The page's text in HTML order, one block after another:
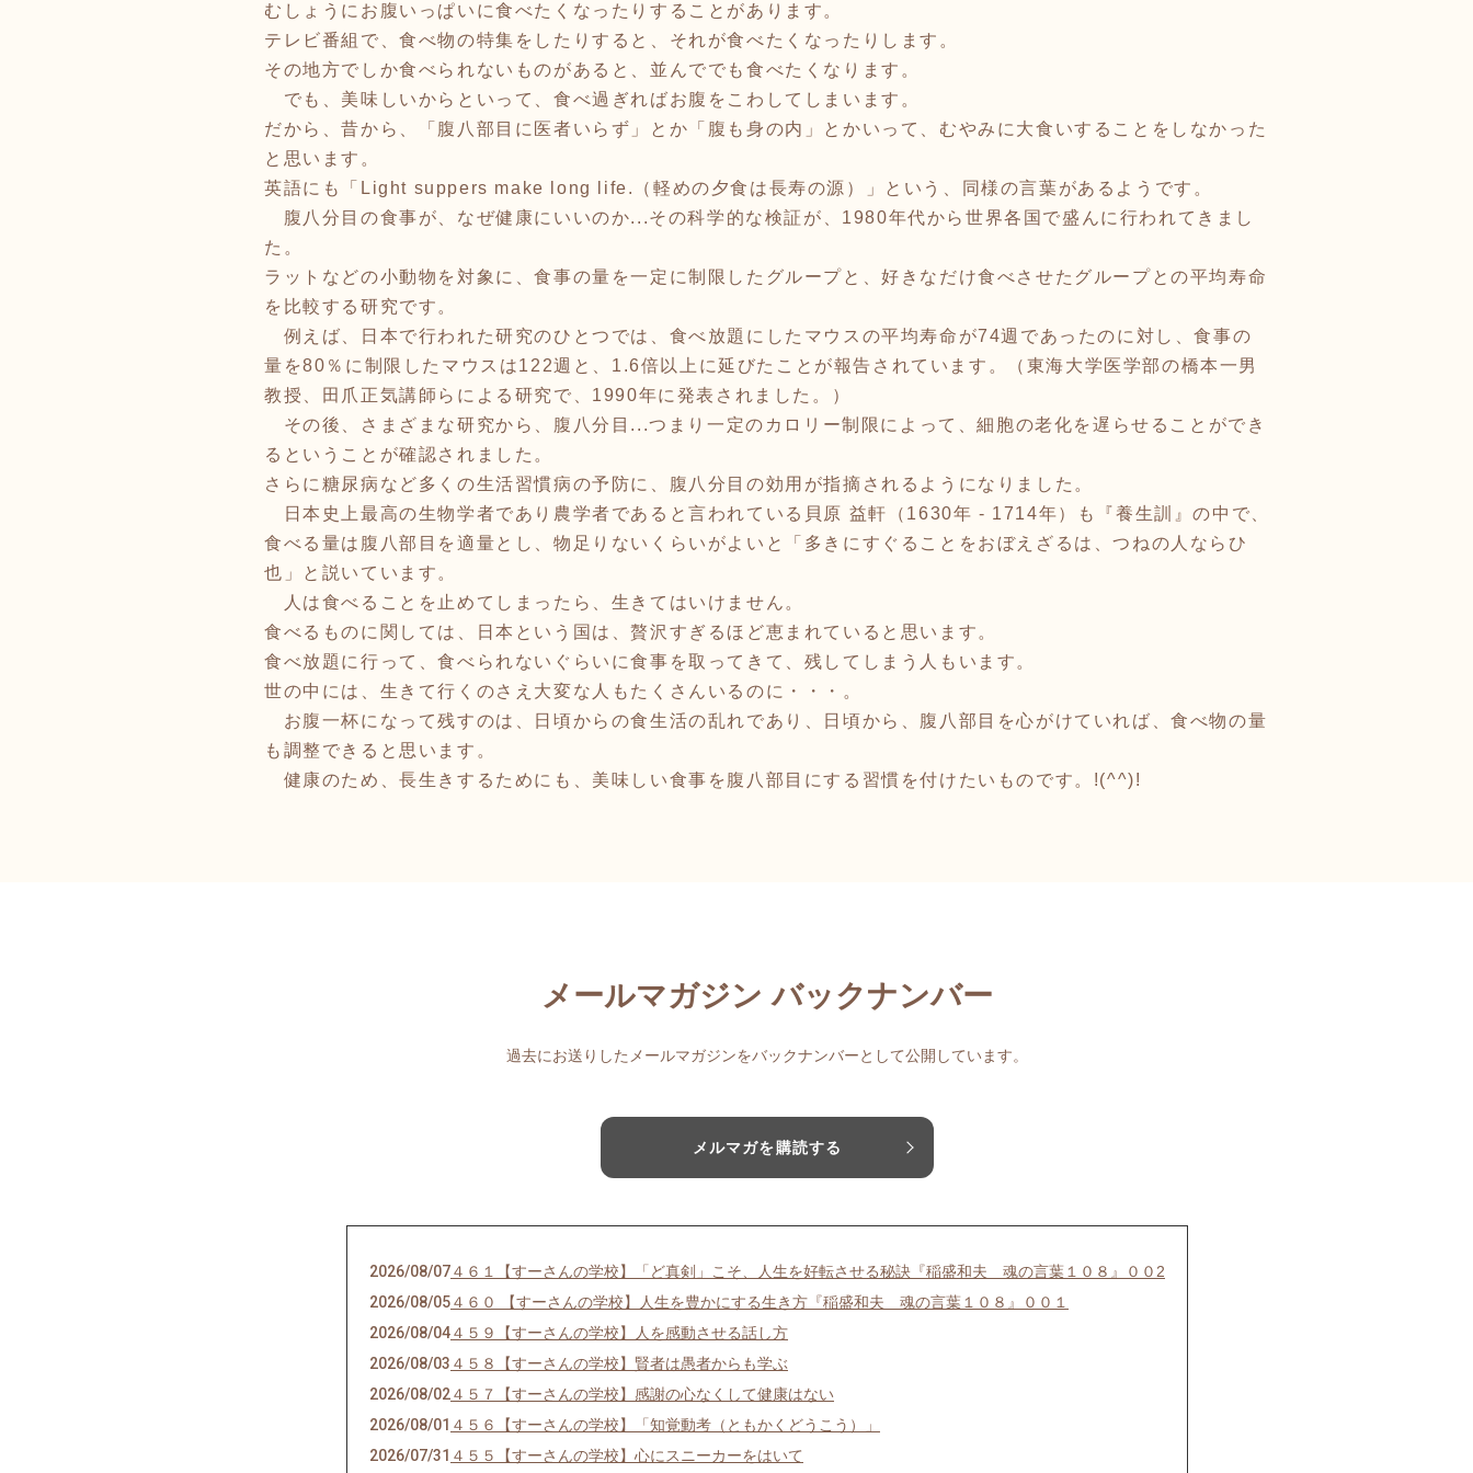
むしょうにお腹いっぱいに食べたくなったりすることがあります。
テレビ番組で、食べ物の特集をしたりすると、それが食べたくなったりします。
その地方でしか食べられないものがあると、並んででも食べたくなります。
でも、美味しいからといって、食べ過ぎればお腹をこわしてしまいます。
だから、昔から、「腹八部目に医者いらず」とか「腹も身の内」とかいって、むやみに大食いすることをしなかった
と思います。
英語にも「Light suppers make long life.（軽めの夕食は長寿の源）」という、同様の言葉があるようです。
腹八分目の食事が、なぜ健康にいいのか...その科学的な検証が、1980年代から世界各国で盛んに行われてきまし
た。
ラットなどの小動物を対象に、食事の量を一定に制限したグループと、好きなだけ食べさせたグループとの平均寿命
を比較する研究です。
例えば、日本で行われた研究のひとつでは、食べ放題にしたマウスの平均寿命が74週であったのに対し、食事の
量を80％に制限したマウスは122週と、1.6倍以上に延びたことが報告されています。（東海大学医学部の橋本一男
教授、田爪正気講師らによる研究で、1990年に発表されました。）
その後、さまざまな研究から、腹八分目...つまり一定のカロリー制限によって、細胞の老化を遅らせることができ
るということが確認されました。
さらに糖尿病など多くの生活習慣病の予防に、腹八分目の効用が指摘されるようになりました。
日本史上最高の生物学者であり農学者であると言われている貝原 益軒（1630年 - 1714年）も『養生訓』の中で、
食べる量は腹八部目を適量とし、物足りないくらいがよいと「多きにすぐることをおぼえざるは、つねの人ならひ
也」と説いています。
人は食べることを止めてしまったら、生きてはいけません。
食べるものに関しては、日本という国は、贅沢すぎるほど恵まれていると思います。
食べ放題に行って、食べられないぐらいに食事を取ってきて、残してしまう人もいます。
世の中には、生きて行くのさえ大変な人もたくさんいるのに・・・。
お腹一杯になって残すのは、日頃からの食生活の乱れであり、日頃から、腹八部目を心がけていれば、食べ物の量
も調整できると思います。
健康のため、長生きするためにも、美味しい食事を腹八部目にする習慣を付けたいものです。!(^^)!
メールマガジン バックナンバー
過去にお送りしたメールマガジンをバックナンバーとして公開しています。
メルマガを購読する
2026/08/07４６１【すーさんの学校】「ど真剣」こそ、人生を好転させる秘訣『稲盛和夫 魂の言葉１０８』００2
2026/08/05４６０ 【すーさんの学校】人生を豊かにする生き方『稲盛和夫 魂の言葉１０８』００１
2026/08/04４５９【すーさんの学校】人を感動させる話し方
2026/08/03 ４５８【すーさんの学校】賢者は愚者からも学ぶ
2026/08/02４５７【すーさんの学校】感謝の心なくして健康はない
2026/08/01 ４５６【すーさんの学校】「知覚動考（ともかくどうこう）」
2026/07/31 ４５５【すーさんの学校】心にスニーカーをはいて